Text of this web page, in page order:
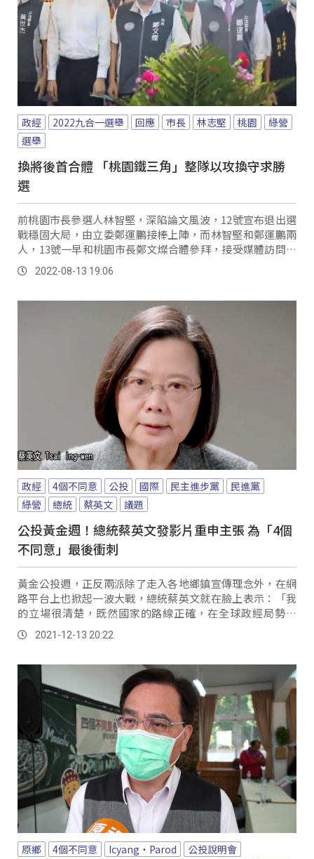
政經 2022九合一選舉 回應 市長 林志堅 桃園
綠營
選舉
換將後首合體 「桃園鐵三角」整隊以攻換守求勝
選
前桃園市長參選人林智堅，深陷論文風波，12號宣布退出選
戰穩固大局，由立委鄭運鵬接棒上陣，而林智堅和鄭運鵬兩
人，13號一早和桃園市長鄭文燦合體參拜，接受媒體訪問時
鄭文燦表示，桃園隊有高度韌性，會迅速整隊變換隊形，桃
園一定要贏。
2022-08-13 19:06
政經 4個不同意 公投 國際 民主進步黨
民進黨
綠營
總統 蔡英文 議題
公投黃金週！總統蔡英文發影片重申主張 為「4個
不同意」最後衝刺
黃金公投週，正反兩派除了走入各地鄉鎮宣傳理念外，在網
路平台上也掀起一波大戰，總統蔡英文就在臉上表示：「我
的立場很清楚，既然國家的路線正確，在全球政經局勢變
化，劇烈的此刻，就應該要把握時間向前走。
2021-12-13 20:22
原鄉 4個不同意 Icyang‧Parod
公投說明會